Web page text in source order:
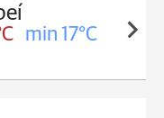
min 17°C